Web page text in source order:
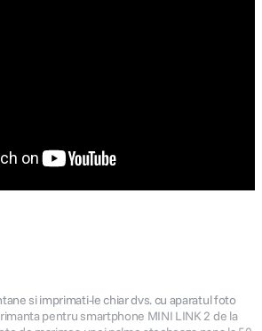
si imprimati-le chiar dvs. cu aparatul foto
pentru smartphone MINI LINK 2 de la